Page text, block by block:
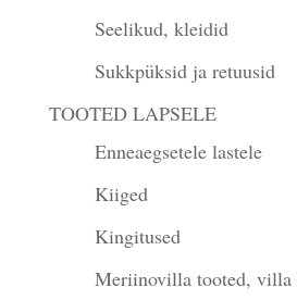
Seelikud, kleidid
Sukkpüksid ja retuusid
TOOTED LAPSELE
Enneaegsetele lastele
Kiiged
Kingitused
Meriinovilla tooted, villa